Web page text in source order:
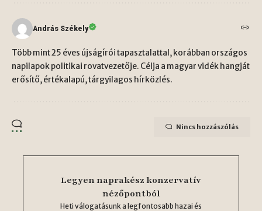
András Székely
Több mint 25 éves újságírói tapasztalattal, korábban országos
napilapok politikai rovatvezetője. Célja a magyar vidék hangját
erősítő, értékalapú, tárgyilagos hírközlés.
Nincs hozzászólás
Legyen naprakész konzervatív
nézőpontból
Heti válogatásunk a legfontosabb hazai és